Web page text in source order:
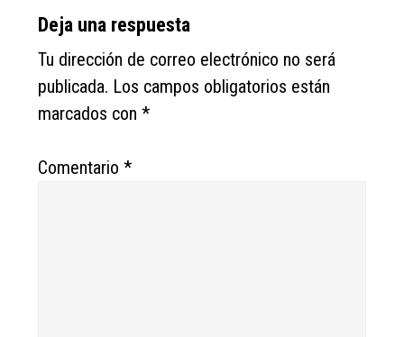
Deja una respuesta
Tu dirección de correo electrónico no será
publicada. Los campos obligatorios están
marcados con*
Comentario*